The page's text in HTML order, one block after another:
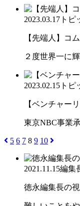
2023.03.17 トピ
【先端人】コ
２度世界一に
2023.02.15 トピ
【ベンチャー
東京NBC事業
5 6 7 8 9 10
2021.11.15編集
徳永編集長の